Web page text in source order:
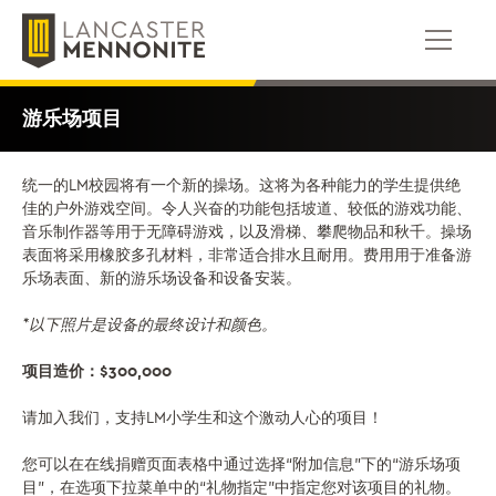
容
游乐场项目
统一的LM校园将有一个新的操场。这将为各种能力的学生提供绝
佳的户外游戏空间。令人兴奋的功能包括坡道、较低的游戏功能、
音乐制作器等用于无障碍游戏，以及滑梯、攀爬物品和秋千。操场
表面将采用橡胶多孔材料，非常适合排水且耐用。费用用于准备游
乐场表面、新的游乐场设备和设备安装。
*以下照片是设备的最终设计和颜色。
项目造价：$300,000
请加入我们，支持LM小学生和这个激动人心的项目！
您可以在在线捐赠页面表格中通过选择“附加信息”下的“游乐场项
目”，在选项下拉菜单中的“礼物指定”中指定您对该项目的礼物。